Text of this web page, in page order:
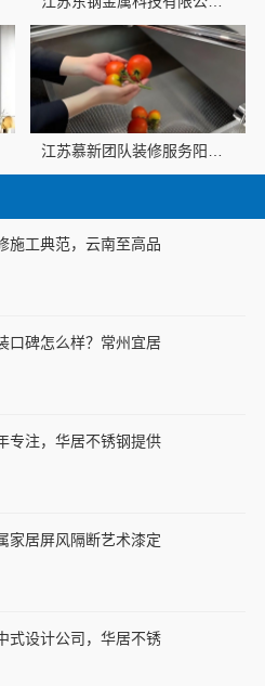
施工典范，云南至高品
口碑怎么样？常州宜居
专注，华居不锈钢提供
家居屏风隔断艺术漆定
式设计公司，华居不锈